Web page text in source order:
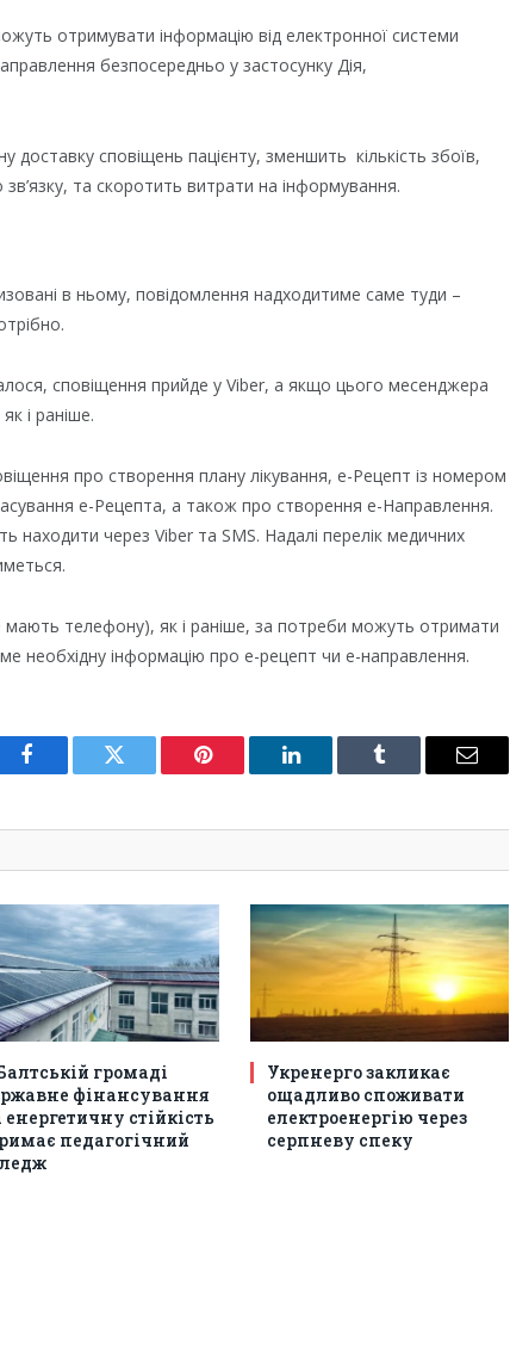
отримувати інформацію від електронної системи
безпосередньо у застосунку Дія,
доставку сповіщень пацієнту, зменшить кількість збоїв,
зв’язку, та скоротить витрати на інформування.
в ньому, повідомлення надходитиме саме туди –
сповіщення прийде у Viber, а якщо цього месенджера
і раніше.
про створення плану лікування, е-Рецепт із номером
е-Рецепта, а також про створення е-Направлення.
находити через Viber та SMS. Надалі перелік медичних
мають телефону), як і раніше, за потреби можуть отримати
необхідну інформацію про е-рецепт чи е-направлення.
Facebook Twitter Pinterest LinkedIn Tumblr Email
громаді
фінансування
енергетичну стійкість
педагогічний
Укренерго закликає
ощадливо споживати
електроенергію через
серпневу спеку